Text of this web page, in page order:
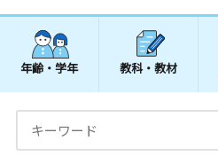
年齢・学年 教科・教材